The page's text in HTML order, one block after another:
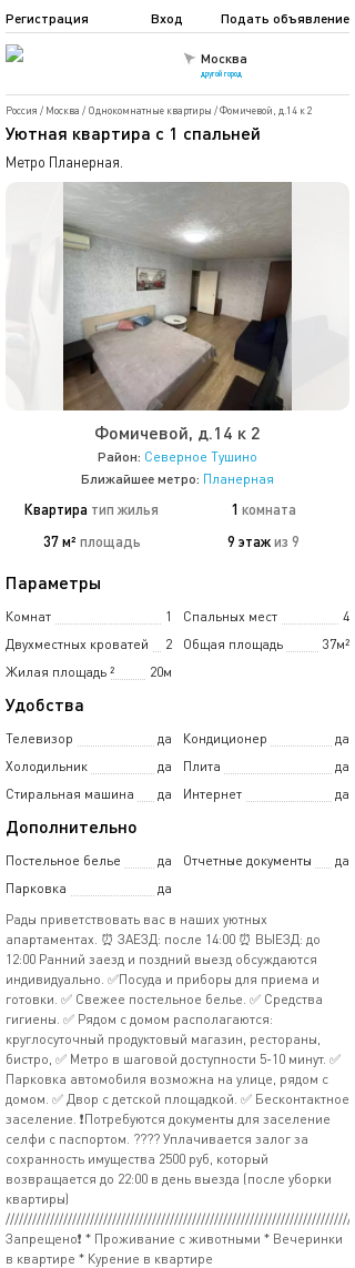
Москва
другой город
Подать объявление
Регистрация Вход
Россия / Москва / Однокомнатные квартиры /Фомичевой, д.14 к 2
Уютная квартира с 1 спальней
Метро Планерная.
Фомичевой, д.14 к 2
Район: Северное Тушино
Ближайшее метро: Планерная
Квартира тип жилья 1 комната
37 м² площадь 9 этажиз 9
Параметры
Комнат 1 Спальных мест
4
Двухместных кроватей
2 Общая площадь
37м²
Жилая площадь
20м
²
Удобства
Телевизор да Кондиционер
да
Холодильник
да Плита
да
Стиральная машина
да Интернет да
Дополнительно
Постельное белье да Отчетные документы
да
Парковка
да
Рады приветствовать вас в наших уютных
апартаментах. ⏰ ЗАЕЗД: после 14:00 ⏰ ВЫЕЗД: до
12:00 Ранний заезд и поздний выезд обсуждаются
индивидуально. ✅Посуда и приборы для приема и
готовки. ✅ Свежее постельное белье. ✅ Средства
гигиены. ✅ Рядом с домом располагаются:
круглосуточный продуктовый магазин, рестораны,
бистро, ✅ Метро в шаговой доступности 5-10 минут. ✅
Парковка автомобиля возможна на улице, рядом с
домом. ✅ Двор с детской площадкой. ✅ Бесконтактное
заселение. ❗️Потребуются документы для заселение
селфи с паспортом. ???? Уплачивается залог за
сохранность имущества 2500 руб, который
возвращается до 22:00 в день выезда (после уборки
квартиры)
Запрещено❗️ * Проживание с животными * Вечеринки
в квартире * Курение в квартире